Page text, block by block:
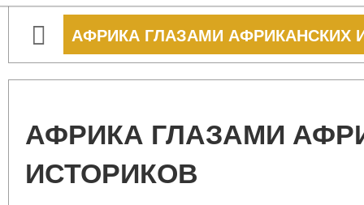
АФРИКА ГЛАЗАМИ АФРИКАНСКИХ
АФРИКА ГЛАЗАМИ
ИСТОРИКОВ